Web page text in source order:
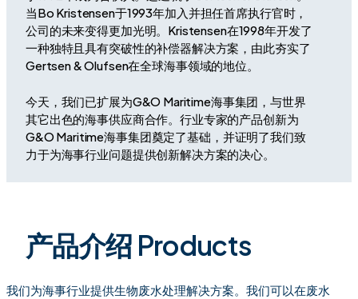
当Bo Kristensen于1993年加入并担任首席执行官时，
公司的未来变得更加光明。Kristensen在1998年开发了
一种独特且具有突破性的补偿器解决方案，由此夯实了
Gertsen & Olufsen在全球海事领域的地位。
今天，我们已扩展为G&O Maritime海事集团，与世界
其它出色的海事供应商合作。行业专家的产品创新为
G&O Maritime海事集团奠定了基础，并证明了我们致
力于为海事行业问题提供创新解决方案的决心。
产品介绍 Products
我们为海事行业提供生物废水处理解决方案。我们可以在废水